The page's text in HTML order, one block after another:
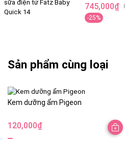
770,000₫.
Giá
gốc
745,000₫
Giá
hiện
745,000₫.
-25%
Sản phẩm cùng loại
Kem dưỡng ẩm Pigeon
120,000₫